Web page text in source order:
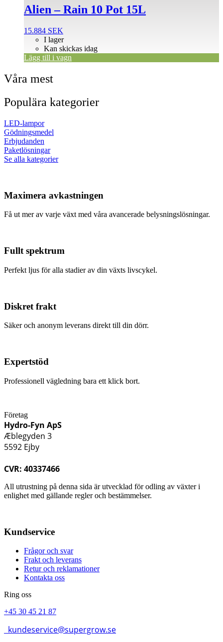
Alien – Rain 10 Pot 15L
15.884 SEK
I lager
Kan skickas idag
Lägg till i vagn
Våra mest
Populära kategorier
LED-lampor
Gödningsmedel
Erbjudanden
Paketlösningar
Se alla kategorier
Maximera avkastningen
Få ut mer av varje växt med våra avancerade belysningslösningar.
Fullt spektrum
Perfekt ljus för alla stadier av din växts livscykel.
Diskret frakt
Säker och anonym leverans direkt till din dörr.
Expertstöd
Professionell vägledning bara ett klick bort.
Företag
Hydro-Fyn ApS
Æblegyden 3
5592 Ejby
CVR: 40337466
All utrustning på denna sida är utvecklad för odling av växter i
enlighet med gällande regler och bestämmelser.
Kundservice
Frågor och svar
Frakt och leverans
Retur och reklamationer
Kontakta oss
Ring oss
+45 30 45 21 87
kundeservice@supergrow.se